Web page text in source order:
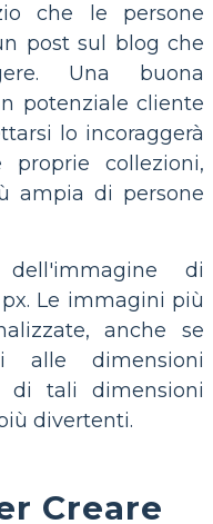
che le persone
post sul blog che
Una buona
potenziale cliente
lo incoraggerà
collezioni,
ampia di persone
di
Le immagini più
anche se
alle dimensioni
di tali dimensioni
divertenti.
Creare